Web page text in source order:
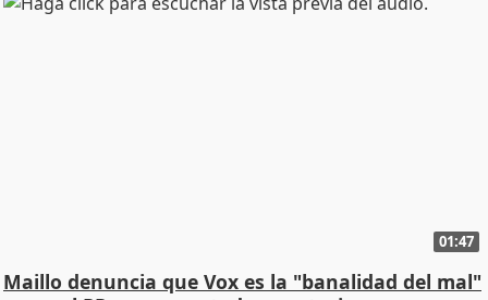
01:47
Maillo denuncia que Vox es la "banalidad del mal"